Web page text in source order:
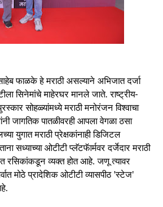
फाळके हे मराठी असल्याने अभिजात दर्जा
सिनेमांचे माहेरघर मानले जाते. राष्ट्रीय-
सोहळ्यांमध्ये मराठी मनोरंजन विश्वाचा
जागतिक पातळीवरही आपला वेगळा ठसा
युगात मराठी प्रेक्षकांनाही डिजिटल
सध्याच्या ओटीटी प्लॅटफॅार्मवर दर्जेदार मराठी
रसिकांकडून व्यक्त होत आहे. जणू त्यावर
मोठे प्रादेशिक ओटीटी व्यासपीठ 'स्टेज'